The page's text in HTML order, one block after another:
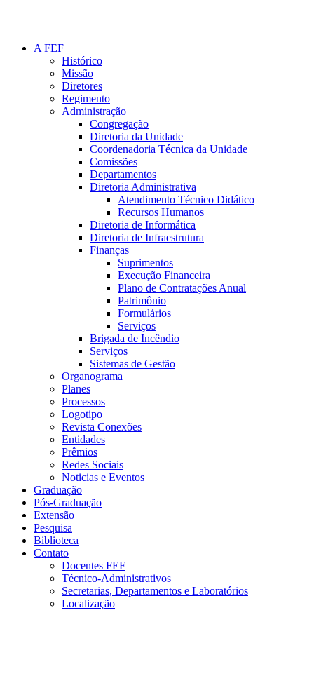
A FEF
Histórico
Missão
Diretores
Regimento
Administração
Congregação
Diretoria da Unidade
Coordenadoria Técnica da Unidade
Comissões
Departamentos
Diretoria Administrativa
Atendimento Técnico Didático
Recursos Humanos
Diretoria de Informática
Diretoria de Infraestrutura
Finanças
Suprimentos
Execução Financeira
Plano de Contratações Anual
Patrimônio
Formulários
Serviços
Brigada de Incêndio
Serviços
Sistemas de Gestão
Organograma
Planes
Processos
Logotipo
Revista Conexões
Entidades
Prêmios
Redes Sociais
Noticias e Eventos
Graduação
Pós-Graduação
Extensão
Pesquisa
Biblioteca
Contato
Docentes FEF
Técnico-Administrativos
Secretarias, Departamentos e Laboratórios
Localização